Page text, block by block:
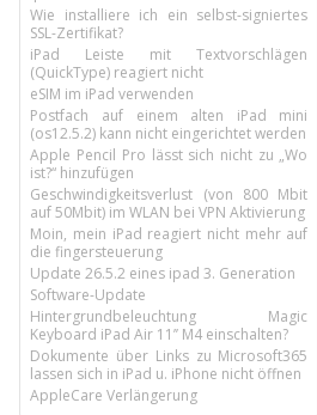
Wie installiere ich ein selbst-signiertes
SSL-Zertifikat?
iPad Leiste mit Textvorschlägen
(QuickType) reagiert nicht
eSIM im iPad verwenden
Postfach auf einem alten iPad mini
(os12.5.2) kann nicht eingerichtet werden
Apple Pencil Pro lässt sich nicht zu „Wo
ist?“ hinzufügen
Geschwindigkeitsverlust (von 800 Mbit
auf 50Mbit) im WLAN bei VPN Aktivierung
Moin, mein iPad reagiert nicht mehr auf
die fingersteuerung
Update 26.5.2 eines ipad 3. Generation
Software-Update
Hintergrundbeleuchtung Magic
Keyboard iPad Air 11’’ M4 einschalten?
Dokumente über Links zu Microsoft365
lassen sich in iPad u. iPhone nicht öffnen
AppleCare Verlängerung